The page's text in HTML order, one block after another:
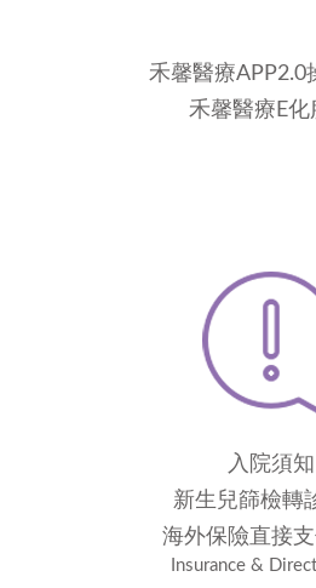
禾馨醫療APP2.0
禾馨醫療E化
入院須知
新生兒篩檢轉
海外保險直接
Insurance &